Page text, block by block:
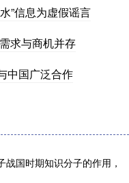
”信息为虚假谣言
求与商机并存
中国广泛合作